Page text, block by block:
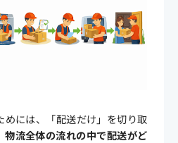
めには、「配送だけ」を切り取
物流全体の流れの中で配送がど